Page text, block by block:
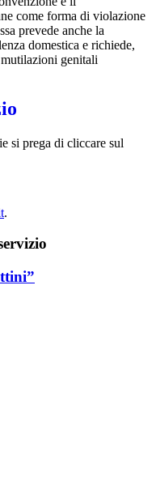
come forma di violazione
prevede anche la
domestica e richiede,
genitali
si prega di cliccare sul
.